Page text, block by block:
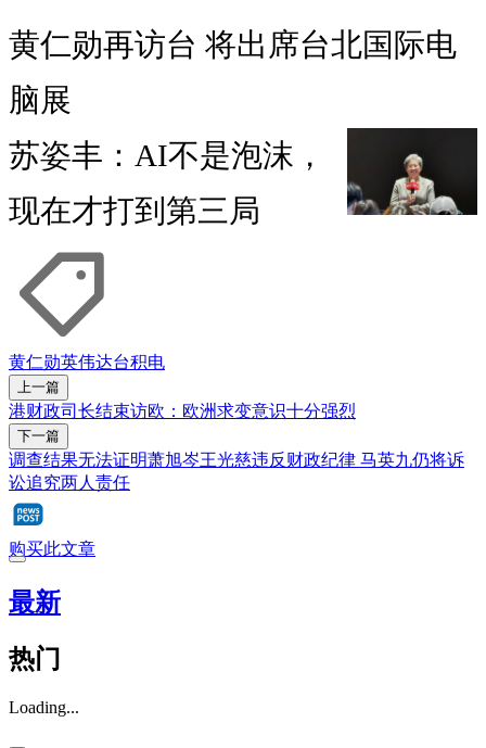
黄仁勋再访台 将出席台北国际电
脑展
苏姿丰：AI不是泡沫，
现在才打到第三局
黄仁勋英伟达台积电
上一篇
港财政司长结束访欧：欧洲求变意识十分强烈
下一篇
调查结果无法证明萧旭岑王光慈违反财政纪律 马英九仍将诉
讼追究两人责任
购买此文章
最新
热门
Loading...